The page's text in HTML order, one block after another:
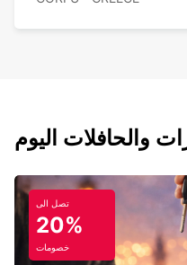
تصل الى
20%
خصومات